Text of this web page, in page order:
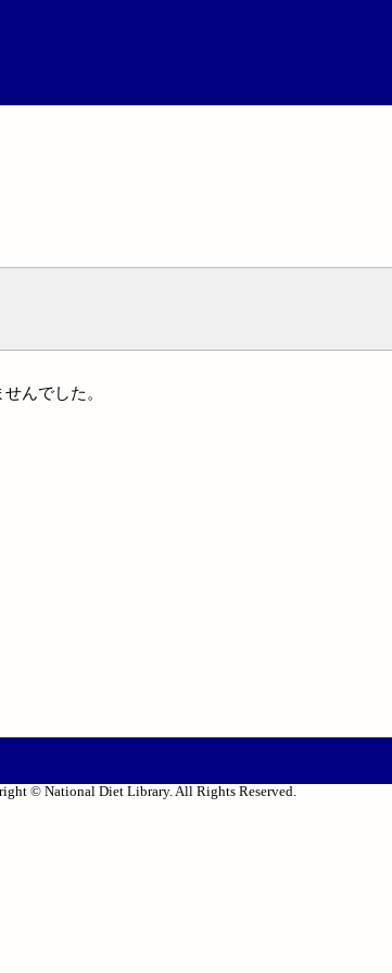
んでした。
© National Diet Library. All Rights Reserved.